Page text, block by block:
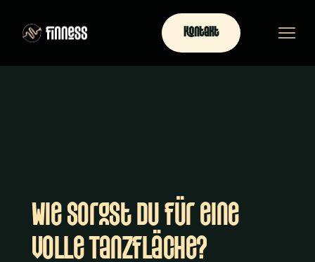
Kontakt
Wie sorgst du für eine
volle Tanzfläche?